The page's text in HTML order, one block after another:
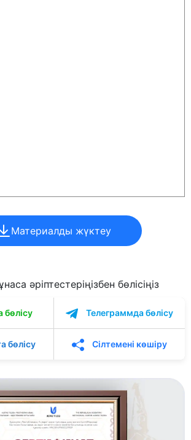
Материалды жүктеу
әріптестеріңізбен бөлісіңіз
бөлісу Телеграммда бөлісу
бөлісу Сілтемені көшіру